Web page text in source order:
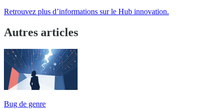
Retrouvez plus d’informations sur le Hub innovation.
Autres articles
Bug de genre